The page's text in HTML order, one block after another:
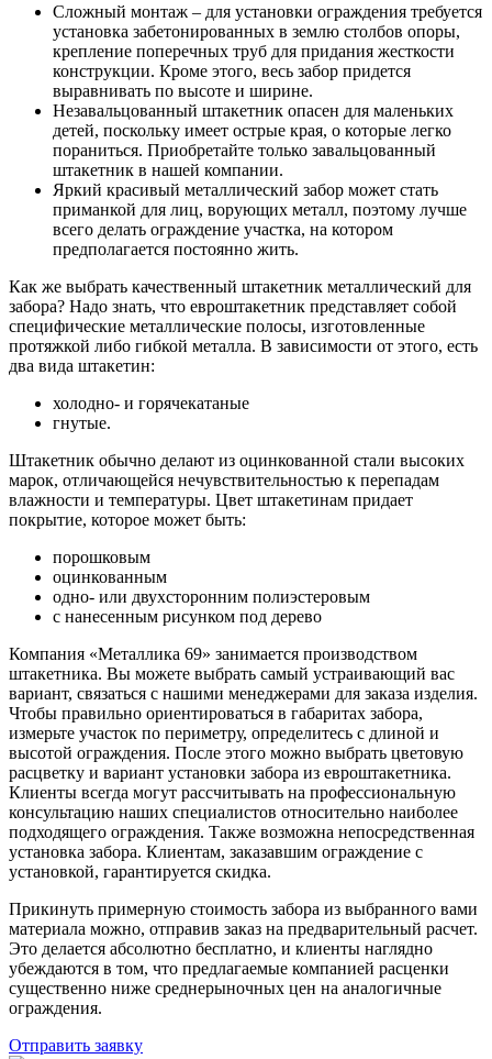
Сложный монтаж – для установки ограждения требуется
установка забетонированных в землю столбов опоры,
крепление поперечных труб для придания жесткости
конструкции. Кроме этого, весь забор придется
выравнивать по высоте и ширине.
Незавальцованный штакетник опасен для маленьких
детей, поскольку имеет острые края, о которые легко
пораниться. Приобретайте только завальцованный
штакетник в нашей компании.
Яркий красивый металлический забор может стать
приманкой для лиц, ворующих металл, поэтому лучше
всего делать ограждение участка, на котором
предполагается постоянно жить.
Как же выбрать качественный штакетник металлический для
забора? Надо знать, что евроштакетник представляет собой
специфические металлические полосы, изготовленные
протяжкой либо гибкой металла. В зависимости от этого, есть
два вида штакетин:
холодно- и горячекатаные
гнутые.
Штакетник обычно делают из оцинкованной стали высоких
марок, отличающейся нечувствительностью к перепадам
влажности и температуры. Цвет штакетинам придает
покрытие, которое может быть:
порошковым
оцинкованным
одно- или двухсторонним полиэстеровым
с нанесенным рисунком под дерево
Компания «Металлика 69» занимается производством
штакетника. Вы можете выбрать самый устраивающий вас
вариант, связаться с нашими менеджерами для заказа изделия.
Чтобы правильно ориентироваться в габаритах забора,
измерьте участок по периметру, определитесь с длиной и
высотой ограждения. После этого можно выбрать цветовую
расцветку и вариант установки забора из евроштакетника.
Клиенты всегда могут рассчитывать на профессиональную
консультацию наших специалистов относительно наиболее
подходящего ограждения. Также возможна непосредственная
установка забора. Клиентам, заказавшим ограждение с
установкой, гарантируется скидка.
Прикинуть примерную стоимость забора из выбранного вами
материала можно, отправив заказ на предварительный расчет.
Это делается абсолютно бесплатно, и клиенты наглядно
убеждаются в том, что предлагаемые компанией расценки
существенно ниже среднерыночных цен на аналогичные
ограждения.
Отправить заявку